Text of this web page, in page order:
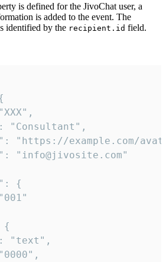
is defined for the JivoChat user, a
is added to the event. The
identified by the recipient.id field.